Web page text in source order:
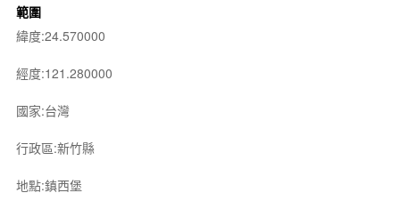
範圍
緯度:24.570000
經度:121.280000
國家:台灣
行政區:新竹縣
地點:鎮西堡